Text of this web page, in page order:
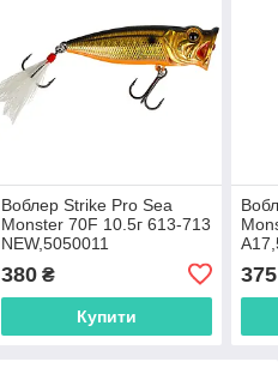
Воблер Strike Pro Sea
Monster 70F 10.5г 613-713
NEW,5050011
380₴
Купити
375